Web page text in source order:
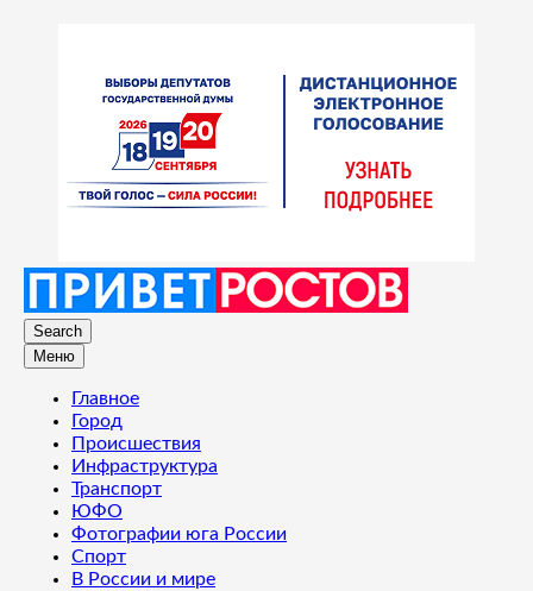
Search
Меню
Главное
Город
Происшествия
Инфраструктура
Транспорт
ЮФО
Фотографии юга России
Спорт
В России и мире